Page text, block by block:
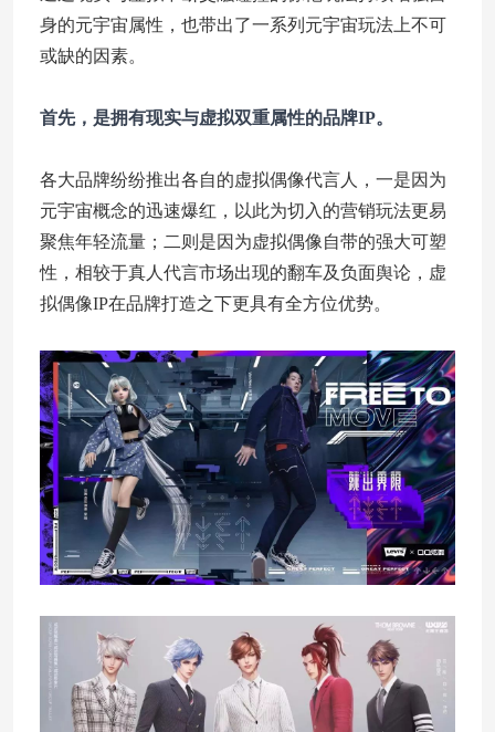
身的元宇宙属性，也带出了一系列元宇宙玩法上不可
或缺的因素。
首先，是拥有现实与虚拟双重属性的品牌IP。
各大品牌纷纷推出各自的虚拟偶像代言人，一是因为
元宇宙概念的迅速爆红，以此为切入的营销玩法更易
聚焦年轻流量；二则是因为虚拟偶像自带的强大可塑
性，相较于真人代言市场出现的翻车及负面舆论，虚
拟偶像IP在品牌打造之下更具有全方位优势。